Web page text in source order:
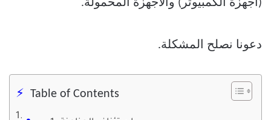
(أجهزة الكمبيوتر) والأجهزة المحمولة.
دعونا نصلح المشكلة.
Table of Contents